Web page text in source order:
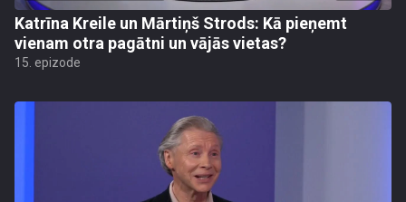
Katrīna Kreile un Mārtiņš Strods: Kā pieņemt
vienam otra pagātni un vājās vietas?
15. epizode